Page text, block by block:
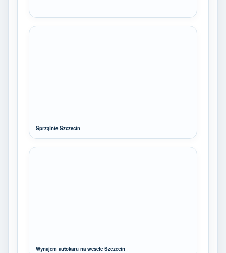
Sprzątnie Szczecin
Wynajem autokaru na wesele Szczecin